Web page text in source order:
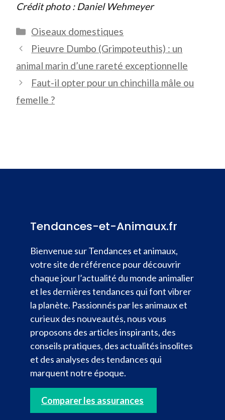
Crédit photo : Daniel Wehmeyer
Catégories
Oiseaux domestiques
Pieuvre Dumbo (Grimpoteuthis) : un
animal marin d’une rareté exceptionnelle
Faut-il opter pour un chinchilla mâle ou
femelle ?
Tendances-et-Animaux.fr
Bienvenue sur Tendances et animaux,
votre site de référence pour découvrir
chaque jour l’actualité du monde animalier
et les dernières tendances qui font vibrer
la planète. Passionnés par les animaux et
curieux des nouveautés, nous vous
proposons des articles inspirants, des
conseils pratiques, des actualités insolites
et des analyses des tendances qui
marquent notre époque.
Comparer les assurances